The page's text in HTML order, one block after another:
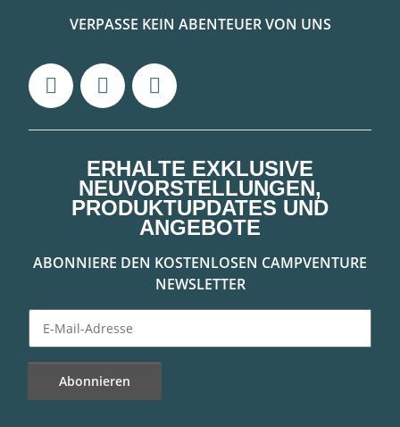
VERPASSE KEIN ABENTEUER VON UNS
ERHALTE EXKLUSIVE
NEUVORSTELLUNGEN,
PRODUKTUPDATES UND
ANGEBOTE
ABONNIERE DEN KOSTENLOSEN CAMPVENTURE
NEWSLETTER
Abonnieren